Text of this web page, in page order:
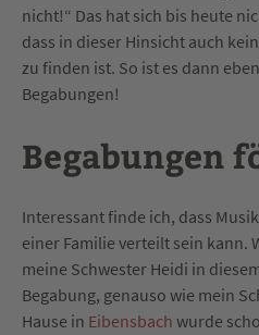
nicht!“ Das hat sich bis heute
dass in dieser Hinsicht auch
zu finden ist. So ist es dann
Begabungen!
Begabungen
Interessant finde ich, dass
einer Familie verteilt sein kann.
meine Schwester Heidi in
Begabung, genauso wie mein
Hause in Eibensbach wurde